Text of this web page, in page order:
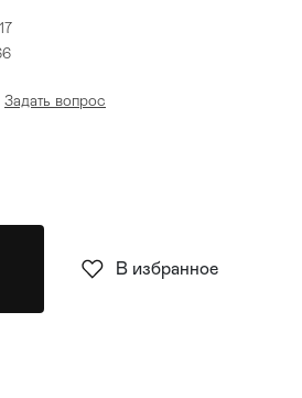
Задать вопрос
В избранное